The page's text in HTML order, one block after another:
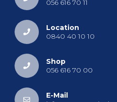
056 616 70 11
Loca­tion
0840 40 10 10
Shop
056 616 70 00
E-Mail